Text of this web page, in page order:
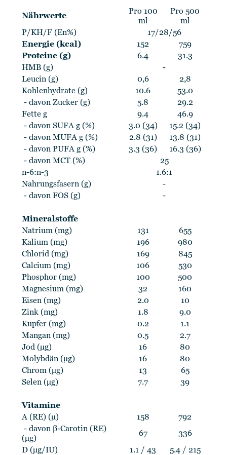
Nährwerte
Pro 100
ml
Pro 500
ml
P/KH/F (En%)
17/28/56
Energie (kcal)
152
759
Proteine (g)
6.4
31.3
HMB (g)
-
Leucin (g)
0,6
2,8
Kohlenhydrate (g)
10.6
53.0
- davon Zucker (g)
5.8
29.2
Fette g
9.4
46.9
- davon SUFA g (%)
3.0 (34)
15.2 (34)
- davon MUFA g (%)
2.8 (31)
13.8 (31)
- davon PUFA g (%)
3.3 (36)
16.3 (36)
- davon MCT (%)
25
n-6:n-3
1.6:1
Nahrungsfasern (g)
-
- davon FOS (g)
-
Mineralstoffe
Natrium (mg)
131
655
Kalium (mg)
196
980
Chlorid (mg)
169
845
Calcium (mg)
106
530
Phosphor (mg)
100
500
Magnesium (mg)
32
160
Eisen (mg)
2.0
10
Zink (mg)
1.8
9.0
Kupfer (mg)
0.2
1.1
Mangan (mg)
0.5
2.7
Jod (µg)
16
80
Molybdän (µg)
16
80
Chrom (µg)
13
65
Selen (µg)
7.7 39
Vitamine
A (RE) (µ)
158
792
- davon β-Carotin (RE)
(µg)
67 336
D (µg/IU) 1.1 / 43
5.4 / 215